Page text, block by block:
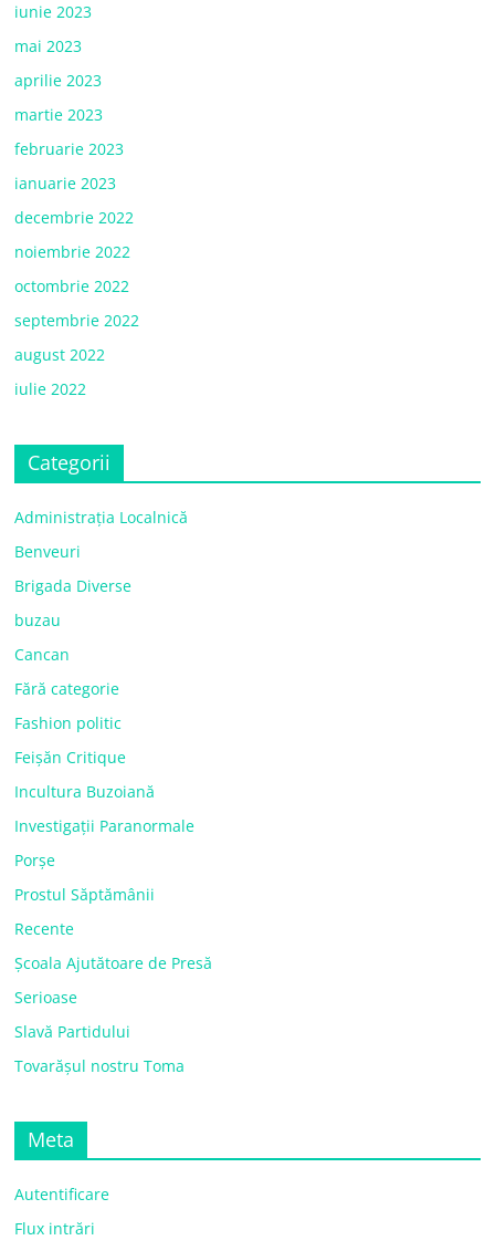
iunie 2023
mai 2023
aprilie 2023
martie 2023
februarie 2023
ianuarie 2023
decembrie 2022
noiembrie 2022
octombrie 2022
septembrie 2022
august 2022
iulie 2022
Categorii
Administrația Localnică
Benveuri
Brigada Diverse
buzau
Cancan
Fără categorie
Fashion politic
Feișăn Critique
Incultura Buzoiană
Investigații Paranormale
Porșe
Prostul Săptămânii
Recente
Școala Ajutătoare de Presă
Serioase
Slavă Partidului
Tovarășul nostru Toma
Meta
Autentificare
Flux intrări